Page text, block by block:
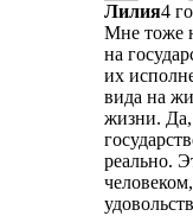
Лилия4
Мне тоже
на
их
вида на
жизни. Да,
реально.